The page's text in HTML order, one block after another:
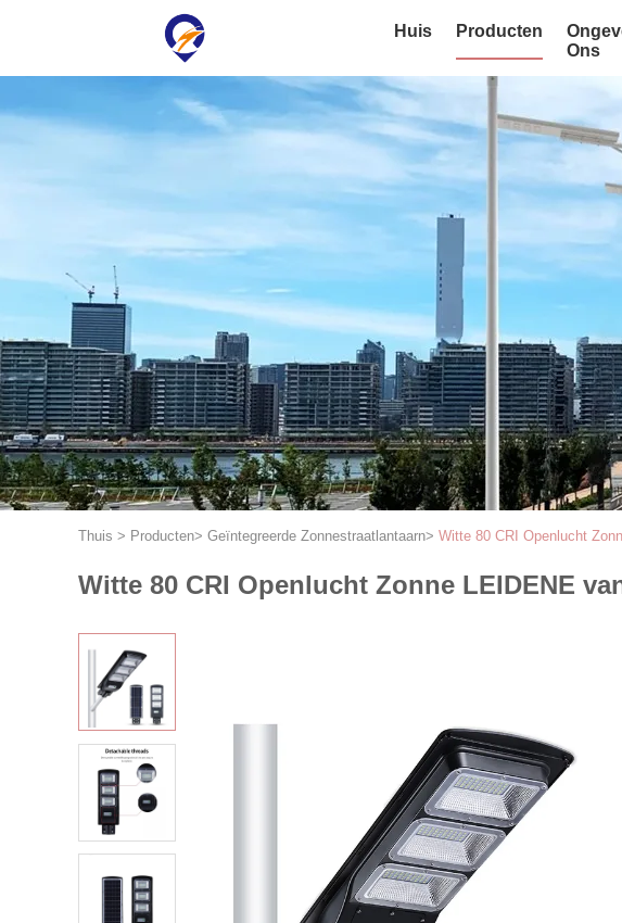
Huis Producten
Ons
Thuis > Producten> Geïntegreerde Zonnestraatlantaarn> Witte 80 CRI Openlucht
Witte 80 CRI Openlucht Zonne LEIDENE